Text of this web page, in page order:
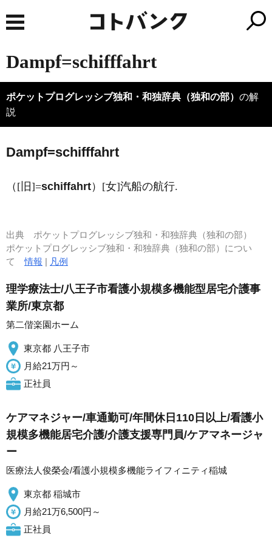
Dampf=schifffahrt
ポケットプログレッシブ独和・和独辞典（独和の部） の解
説
Dampf=schifffahrt
（[旧]=schiffahrt）[女]汽船の航行.
出典 ポケットプログレッシブ独和・和独辞典（独和の部）
ポケットプログレッシブ独和・和独辞典（独和の部）につい
て情報 | 凡例
理学療法士/八王子市看護小規模多機能型居宅介護事
業所/東京都
第二偕楽園ホーム
東京都 八王子市
月給21万円～
正社員
ケアマネジャー/車通勤可/年間休日110日以上/看護小
規模多機能居宅介護/介護支援専門員/ケアマネージャ
ー
医療法人俊榮会/看護小規模多機能ライフィニティ稲城
東京都 稲城市
月給21万6,500円～
正社員